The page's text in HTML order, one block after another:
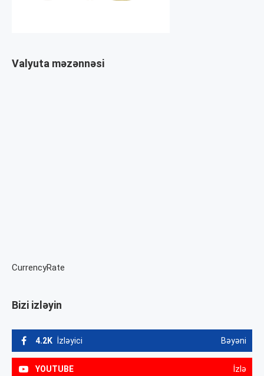
Valyuta məzənnəsi
CurrencyRate
Bizi izləyin
4.2K İzləyici Bəyəni
YOUTUBE İzlə